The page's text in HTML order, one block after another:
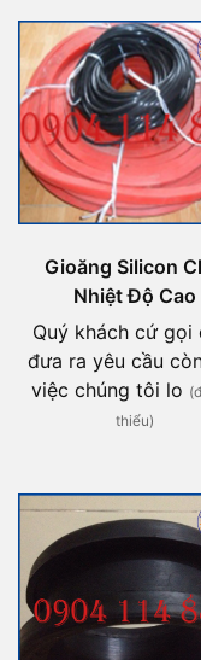
Gioăng Silicon
Nhiệt Độ Cao
Quý khách cứ gọi
đưa ra yêu cầu
việc chúng tôi lo
thiểu)